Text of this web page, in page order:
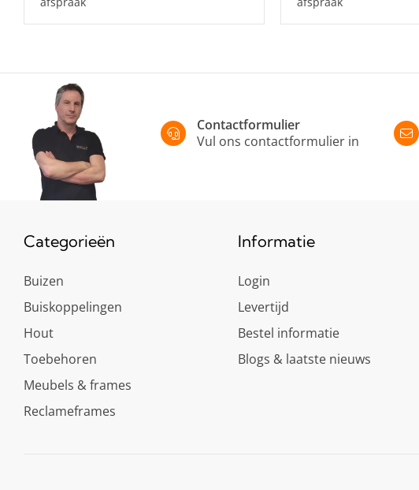
Contactformulier
Vul ons contactformulier in
Categorieën
Buizen
Buiskoppelingen
Hout
Toebehoren
Meubels & frames
Reclameframes
Informatie
Login
Levertijd
Bestel informatie
Blogs & laatste nieuws